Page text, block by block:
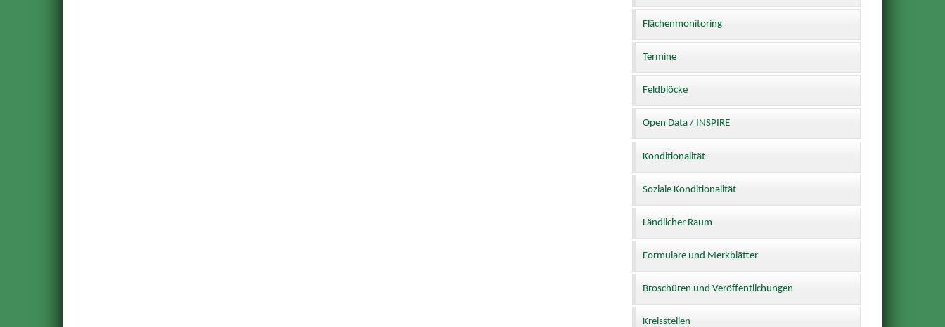
Flächenmonitoring
Termine
Feldblöcke
Open Data / INSPIRE
Konditionalität
Soziale Konditionalität
Ländlicher Raum
Formulare und Merkblätter
Broschüren und Veröffentlichungen
Kreisstellen